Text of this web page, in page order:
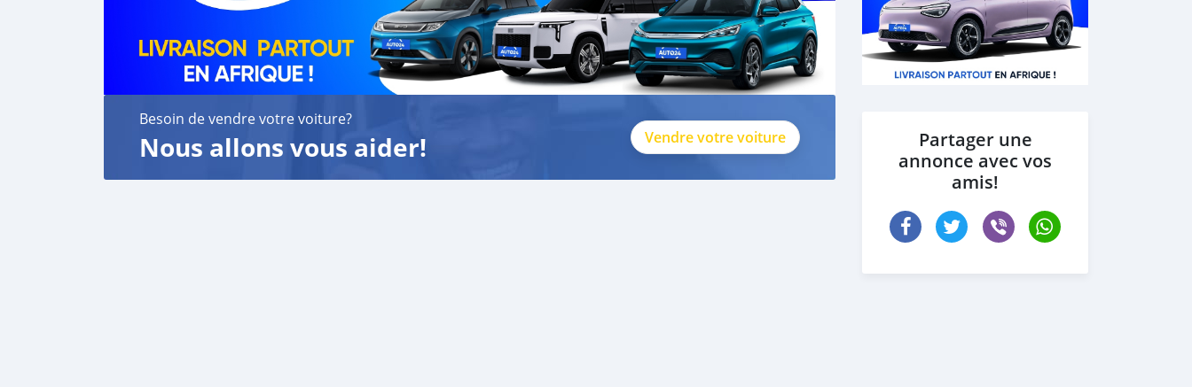
Besoin de vendre votre voiture?
Nous allons vous aider! Vendre votre voiture
Partager une
annonce avec vos
amis!